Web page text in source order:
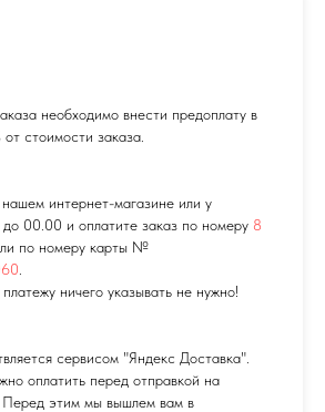
необходимо внести предоплату в
стоимости заказа.
интернет-магазине или у
00.00 и оплатите заказ по номеру 8
по номеру карты №
ничего указывать не нужно!
сервисом "Яндекс Доставка".
оплатить перед отправкой на
Перед этим мы вышлем вам в